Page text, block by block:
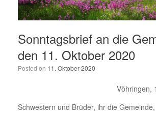
Sonntagsbrief an die
den 11. Oktober 2020
Posted on 11. Oktober 2020
Vöhringen,
Schwestern und Brüder, ihr die Gemeinde,